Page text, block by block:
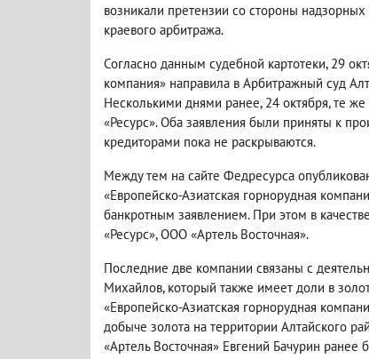
возникали претензии со стороны
краевого арбитража.
Согласно данным судебной картотеки, 29
компания» направила в Арбитражный суд
Несколькими днями ранее, 24 октября, те
«Ресурс». Оба заявления были приняты к
кредиторами пока не раскрываются.
Между тем на сайте Федресурса
«Европейско-Азиатская горнорудная
банкротным заявлением. При этом в
«Ресурс», ООО «Артель Восточная».
Последние две компании связаны с
Михайлов, который также имеет доли в
«Европейско-Азиатская горнорудная
добыче золота на территории Алтайского
«Артель Восточная» Евгений Бачурин